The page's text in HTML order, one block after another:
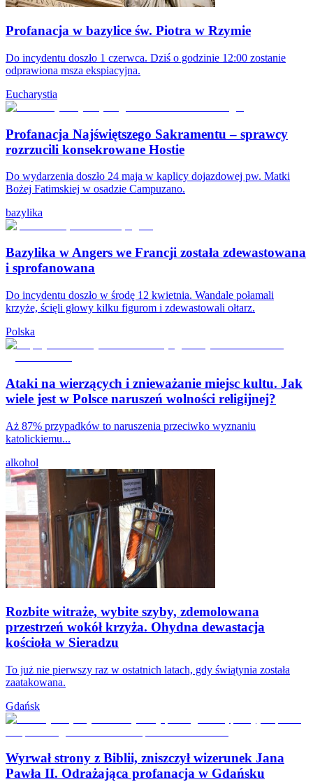
Profanacja w bazylice św. Piotra w Rzymie
Do incydentu doszło 1 czerwca. Dziś o godzinie 12:00 zostanie
odprawiona msza ekspiacyjna.
Eucharystia
Profanacja Najświętszego Sakramentu – sprawcy
rozrzucili konsekrowane Hostie
Do wydarzenia doszło 24 maja w kaplicy dojazdowej pw. Matki
Bożej Fatimskiej w osadzie Campuzano.
bazylika
Bazylika w Angers we Francji została zdewastowana
i sprofanowana
Do incydentu doszło w środę 12 kwietnia. Wandale połamali
krzyże, ścięli głowy kilku figurom i zdewastowali ołtarz.
Polska
Ataki na wierzących i znieważanie miejsc kultu. Jak
wiele jest w Polsce naruszeń wolności religijnej?
Aż 87% przypadków to naruszenia przeciwko wyznaniu
katolickiemu...
alkohol
Rozbite witraże, wybite szyby, zdemolowana
przestrzeń wokół krzyża. Ohydna dewastacja
kościoła w Sieradzu
To już nie pierwszy raz w ostatnich latach, gdy świątynia została
zaatakowana.
Gdańsk
Wyrwał strony z Biblii, zniszczył wizerunek Jana
Pawła II. Odrażająca profanacja w Gdańsku